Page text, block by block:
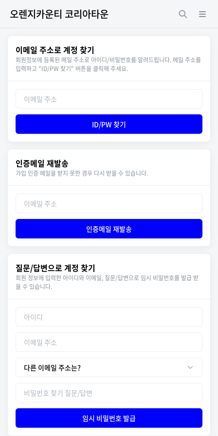
오렌지카운티 코리아타운
이메일 주소로 계정 찾기
회원정보에 등록된 메일 주소로 아이디/비밀번호를 알려드립니다. 메일 주소를
입력하고 "ID/PW 찾기" 버튼을 클릭해 주세요.
ID/PW 찾기
인증메일 재발송
가입 인증 메일을 받지 못한 경우 다시 받을 수 있습니다.
인증메일 재발송
질문/답변으로 계정 찾기
회원 정보에 입력한 아이디와 이메일, 질문/답변으로 임시 비밀번호를 발급 받
을 수 있습니다.
임시 비밀번호 발급